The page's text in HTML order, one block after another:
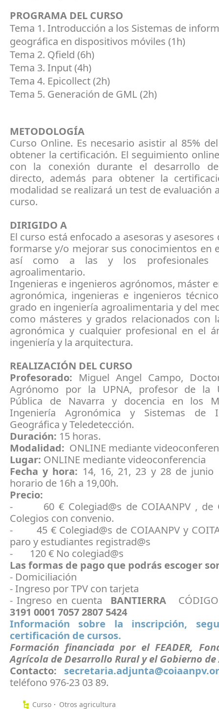
PROGRAMA DEL CURSO
Tema 1. Introducción a los Sistemas de
geográfica en dispositivos móviles (1h)
Tema 2. Qfield
Tema 3. Input
Tema 4. Epicollect
Tema 5. Generación de GML (2h)
METODOLOGÍA
Curso Online. Es necesario asistir al 85%
obtener la certificación. El seguimiento
con la conexión durante el desarrollo
directo, además para obtener la
modalidad se realizará un test de evaluación
curso.
DIRIGIDO A
El curso está enfocado a asesoras y
formarse y/o mejorar sus conocimientos en
así como a las y los profesionales
agroalimentario.
Ingenieras e ingenieros agrónomos, máster
agronómica, ingenieras e ingenieros
grado en ingeniería agroalimentaria y del
como másteres y grados relacionados con
agronómica y cualquier profesional en el
ingeniería y la arquitectura.
REALIZACIÓN DEL CURSO
Profesorado: Miguel Angel Campo,
Agrónomo por la UPNA, profesor de la
Pública de Navarra y docencia en los
Ingeniería Agronómica y Sistemas de
Geográfica y Teledetección.
Duración: 15 horas.
Modalidad: ONLINE mediante
Lugar: ONLINE mediante videoconferencia
Fecha y hora: 14, 16, 21, 23 y 28 de junio
horario de 16h a 19,00h.
Precio:
- 60 € Colegiad@s de COIAANPV , de
Colegios con convenio.
- 45 € Colegiad@s de COIAANPV y
paro y estudiantes registrad@s
- 120 € No colegiad@s
Las formas de pago que podrás escoger
- Domiciliación
- Ingreso por TPV con tarjeta
- Ingreso en cuenta BANTIERRA
3191 0001 7057 2807 5424
Información sobre la inscripción,
certificación de cursos.
Formación financiada por el FEADER,
Agrícola de Desarrollo Rural y el Gobierno
Contacto:
teléfono 976-23 03 89.
Curso Otros agricultura